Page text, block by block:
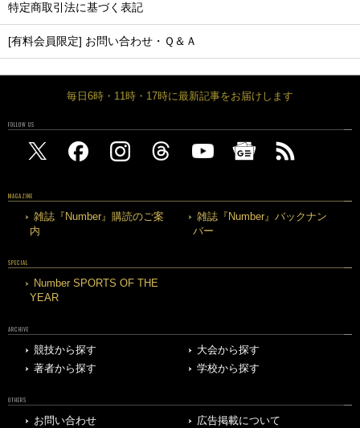
特定商取引法に基づく表記
[有料会員限定] お問い合わせ・Ｑ＆Ａ
毎日6時・11時・17時に最新記事をお届けします
FOLLOW US
MAGAZINE
雑誌『Number』購読のご案
内
雑誌『Number』バックナン
バー
SPECIAL
Number SPORTS OF THE
YEAR
ARCHIVE
競技から探す
大会から探す
著者から探す
学校から探す
OTHERS
お問い合わせ 広告掲載について